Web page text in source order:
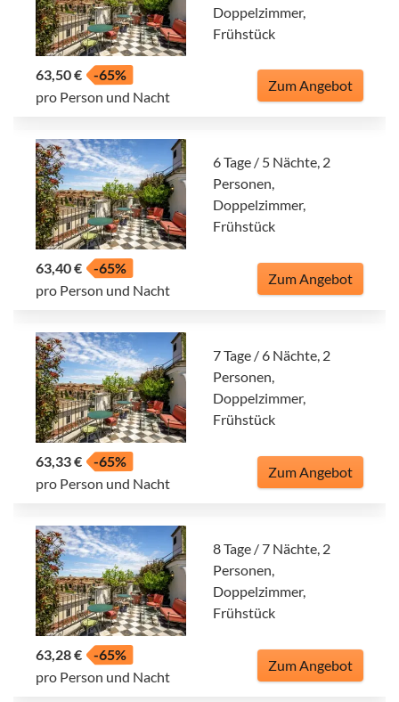
Doppelzimmer,
Frühstück
63,50 €
-65%
pro Person und Nacht
Zum Angebot
6 Tage / 5 Nächte, 2
Personen,
Doppelzimmer,
Frühstück
63,40 €
-65%
pro Person und Nacht
Zum Angebot
7 Tage / 6 Nächte, 2
Personen,
Doppelzimmer,
Frühstück
63,33 €
-65%
pro Person und Nacht
Zum Angebot
8 Tage / 7 Nächte, 2
Personen,
Doppelzimmer,
Frühstück
63,28 €
-65%
pro Person und Nacht
Zum Angebot